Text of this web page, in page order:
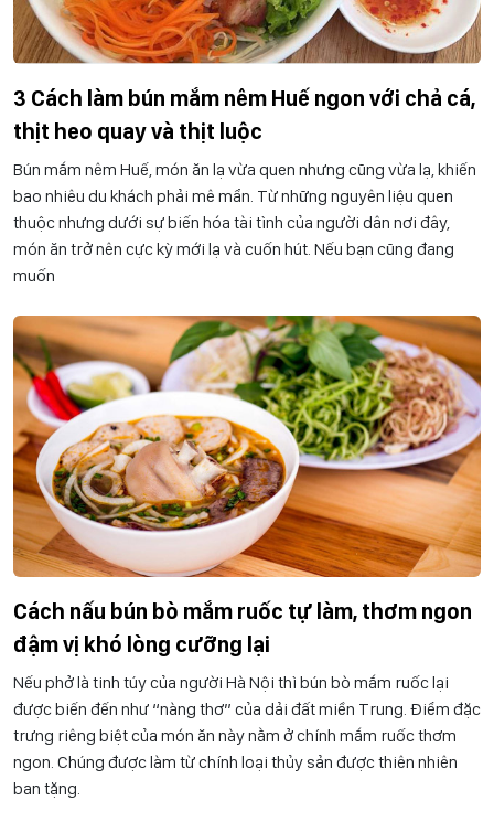
3 Cách làm bún mắm nêm Huế ngon với chả cá,
thịt heo quay và thịt luộc
Bún mắm nêm Huế, món ăn lạ vừa quen nhưng cũng vừa lạ, khiến
bao nhiêu du khách phải mê mẩn. Từ những nguyên liệu quen
thuộc nhưng dưới sự biến hóa tài tình của người dân nơi đây,
món ăn trở nên cực kỳ mới lạ và cuốn hút. Nếu bạn cũng đang
muốn
Cách nấu bún bò mắm ruốc tự làm, thơm ngon
đậm vị khó lòng cưỡng lại
Nếu phở là tinh túy của người Hà Nội thì bún bò mắm ruốc lại
được biến đến như “nàng thơ” của dải đất miền Trung. Điểm đặc
trưng riêng biệt của món ăn này nằm ở chính mắm ruốc thơm
ngon. Chúng được làm từ chính loại thủy sản được thiên nhiên
ban tặng.